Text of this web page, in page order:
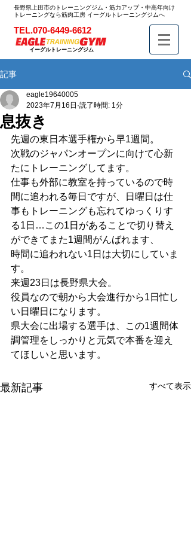
長野県上田市のトレーニングジム・筋力アップ・中高年向け
トレーニングなら筋肉工房 イーグルトレーニングジムへ
TEL.070-6449-6612
イーグルトレーニングジム
記事
息抜き
eagle19640005
2023年7月16日 読了時間: 1分
先週の東日本選手権から早1週間。
次戦のジャパンオープンに向けて心新
たにトレーニングしてます。
仕事も外部に教室を持っているので時
間に追われる毎日ですが、日曜日は仕
事もトレーニングも忘れてゆっくりす
る1日…この1日があることで切り替え
ができてまた1週間がんばれます、
時間に追われない1日は大切にしていま
す。
来週23日は長野県大会。
役員なので朝から大会進行から1日忙し
い日曜日になります。
県大会に出場する選手は、この1週間体
調管理をしっかりと元気で本番を迎え
てほしいと思います。
最新記事 すべて表示